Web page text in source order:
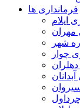
فرمانداری ها
ایلام
مهران
شهر
چوار